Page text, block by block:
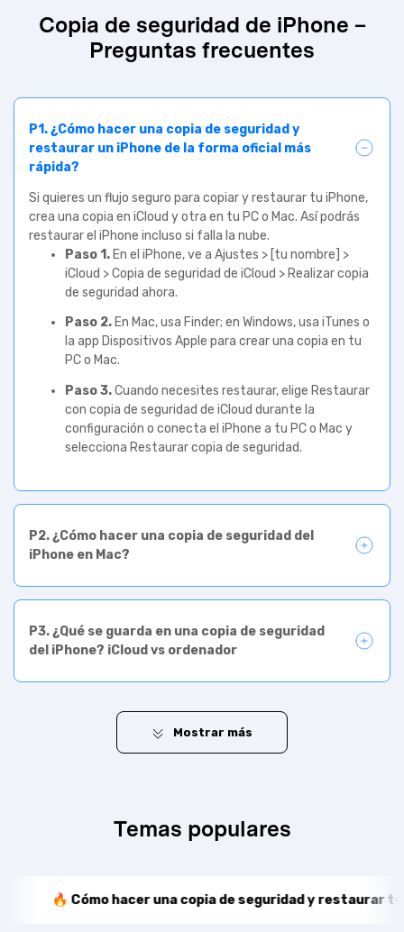
Copia de seguridad de iPhone –
Preguntas frecuentes
P1. ¿Cómo hacer una copia de seguridad y
restaurar un iPhone de la forma oficial más
rápida?
crea una copia en iCloud y otra en tu PC o Mac. Así podrás
restaurar el iPhone incluso si falla la nube.
Paso 1. En el iPhone, ve a Ajustes > [tu nombre] >
iCloud > Copia de seguridad de iCloud > Realizar copia
de seguridad ahora.
Paso 2. En Mac, usa Finder; en Windows, usa iTunes o
la app Dispositivos Apple para crear una copia en tu
PC o Mac.
Paso 3. Cuando necesites restaurar, elige Restaurar
con copia de seguridad de iCloud durante la
configuración o conecta el iPhone a tu PC o Mac y
selecciona Restaurar copia de seguridad.
P2. ¿Cómo hacer una copia de seguridad del
iPhone en Mac?
P3. ¿Qué se guarda en una copia de seguridad
del iPhone? iCloud vs ordenador
Temas populares
Cómo hacer una copia de seguridad y restaurar tu iPhone